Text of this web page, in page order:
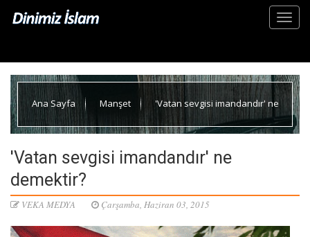
Ana Sayfa Manşet 'Vatan sevgisi imandandır' ne
'Vatan sevgisi imandandır' ne
demektir?
VEKA MEDYA Çarşamba, Haziran 03, 2015